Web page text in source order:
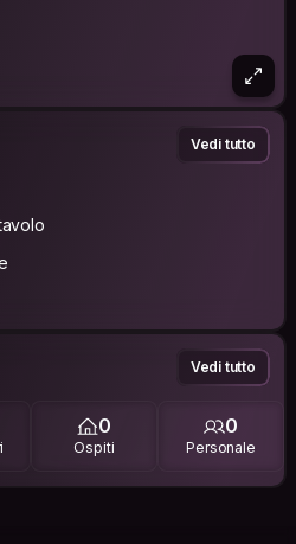
Vedi tutto
Vedi tutto
0
Ospiti
0
Personale